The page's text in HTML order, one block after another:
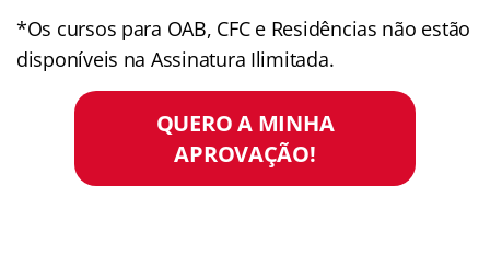
*Os cursos para OAB, CFC e Residências não estão
disponíveis na Assinatura Ilimitada.
QUERO A MINHA
APROVAÇÃO!